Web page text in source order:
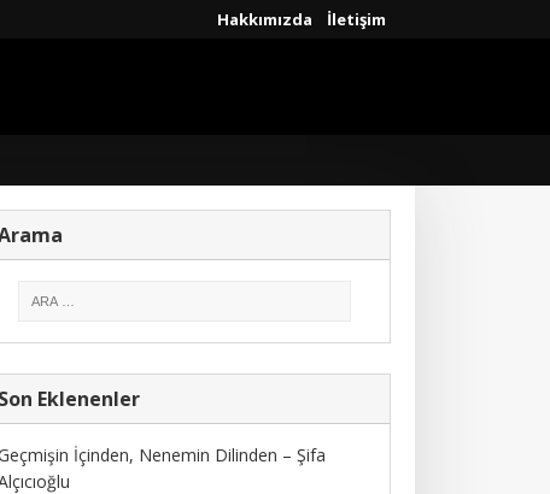
Hakkımızda İletişim
Son Eklenenler
İçinden, Nenemin Dilinden – Şifa